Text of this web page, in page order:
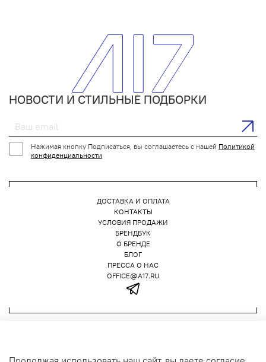
НОВОСТИ И СТИЛЬНЫЕ ПОДБОРКИ
Нажимая кнопку Подписаться, вы соглашаетесь с нашей Политикой
конфиденциальности
ДОСТАВКА И ОПЛАТА
КОНТАКТЫ
УСЛОВИЯ ПРОДАЖИ
БРЕНДБУК
О БРЕНДЕ
БЛОГ
ПРЕССА О НАС
OFFICE@A17.RU